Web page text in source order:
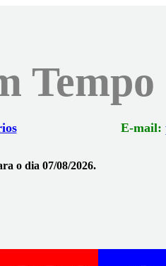
Tempo
E-mail:
o dia 07/08/2026.